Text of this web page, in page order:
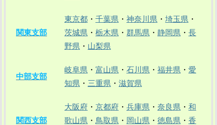
関東支部
東京都 ・ 千葉県 ・ 神奈川県 ・ 埼玉県 ・
茨城県 ・ 栃木県 ・ 群馬県 ・ 静岡県 ・ 長
野県 ・ 山梨県
中部支部
岐阜県 ・ 富山県 ・ 石川県 ・ 福井県 ・ 愛
知県 ・ 三重県 ・ 滋賀県
関西支部
大阪府 ・ 京都府 ・ 兵庫県 ・ 奈良県 ・ 和
歌山県 ・ 鳥取県 ・ 岡山県 ・ 徳島県 ・ 香